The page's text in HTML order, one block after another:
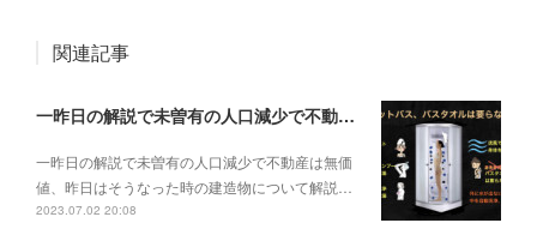
関連記事
一昨日の解説で未曽有の人口減少で不動産は無価値、昨日はそうなった時の建造物について解説、今日からはその設備について解説をして行く。
一昨日の解説で未曽有の人口減少で不動産は無価
値、昨日はそうなった時の建造物について解説…
2023.07.02 20:08